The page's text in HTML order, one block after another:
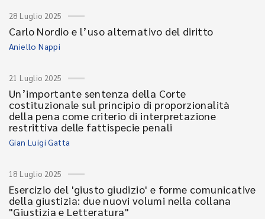
28 Luglio 2025
Carlo Nordio e l’uso alternativo del diritto
Aniello Nappi
21 Luglio 2025
Un’importante sentenza della Corte
costituzionale sul principio di proporzionalità
della pena come criterio di interpretazione
restrittiva delle fattispecie penali
Gian Luigi Gatta
18 Luglio 2025
Esercizio del 'giusto giudizio' e forme comunicative
della giustizia: due nuovi volumi nella collana
"Giustizia e Letteratura"